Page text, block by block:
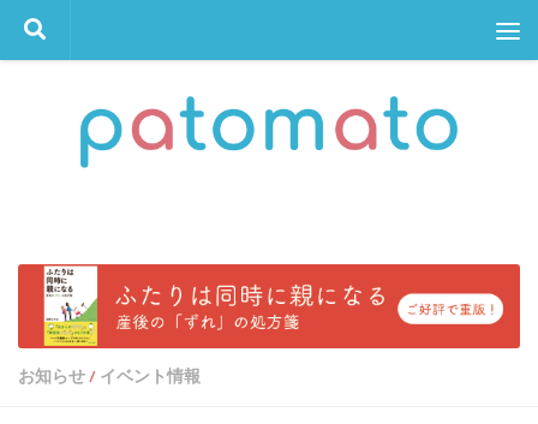
コンテンツへスキップ
お知らせ / イベント情報